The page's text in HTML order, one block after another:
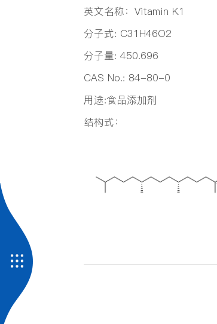
英文名称：Vitamin K1
分子式: C31H46O2
分子量: 450.696
CAS No.: 84-80-0
用途:食品添加剂
结构式：